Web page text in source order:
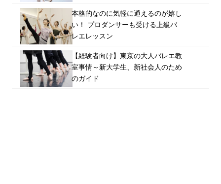
本格的なのに気軽に通えるのが嬉し
い！ プロダンサーも受ける上級バ
レエレッスン
【経験者向け】東京の大人バレエ教
室事情～新大学生、新社会人のため
のガイド